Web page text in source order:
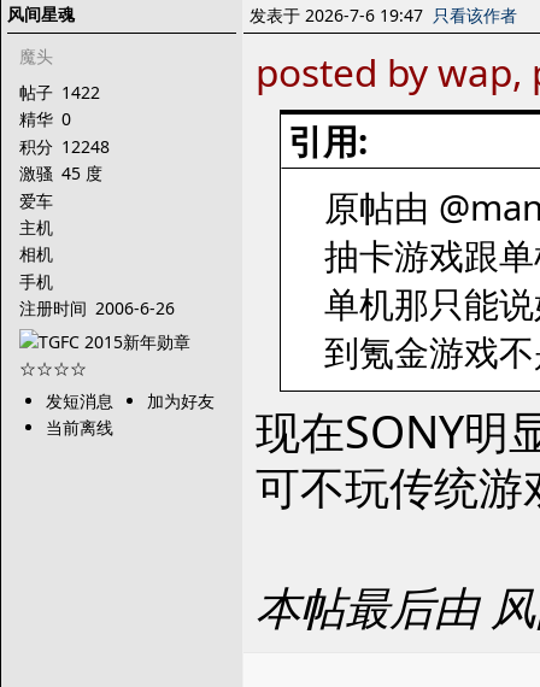
风间星魂
魔头
帖子 1422
精华 0
积分 12248
激骚 45 度
爱车
主机
相机
手机
注册时间 2006-6-26
发短消息
加为好友
当前离线
发表于 2026-7-6 19:47 只看该作者
posted by
引用:
原帖由
抽卡游戏跟
单机那只能
到氪金游戏
现在SONY明
可不玩传统
本帖最后由